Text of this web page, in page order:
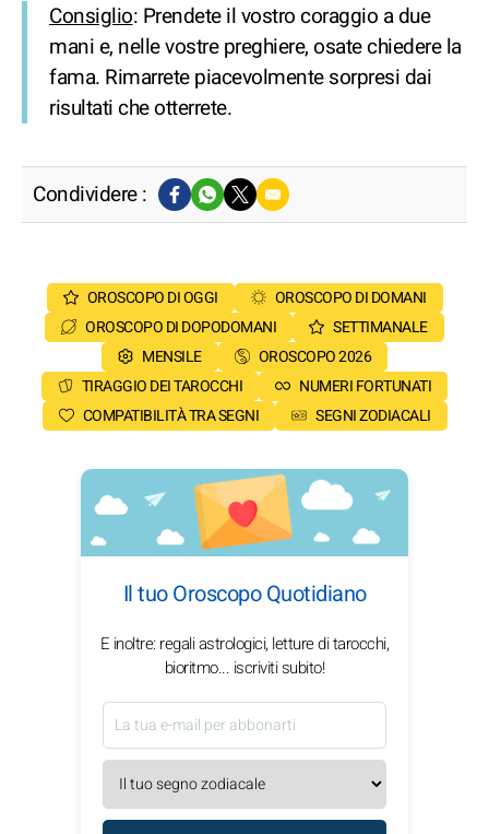
Consiglio: Prendete il vostro coraggio a due
mani e, nelle vostre preghiere, osate chiedere la
fama. Rimarrete piacevolmente sorpresi dai
risultati che otterrete.
Condividere :
OROSCOPO DI OGGI
OROSCOPO DI DOMANI
OROSCOPO DI DOPODOMANI
SETTIMANALE
MENSILE
OROSCOPO 2026
TIRAGGIO DEI TAROCCHI
NUMERI FORTUNATI
COMPATIBILITÀ TRA SEGNI
SEGNI ZODIACALI
Il tuo Oroscopo Quotidiano
E inoltre: regali astrologici, letture di tarocchi,
bioritmo... iscriviti subito!